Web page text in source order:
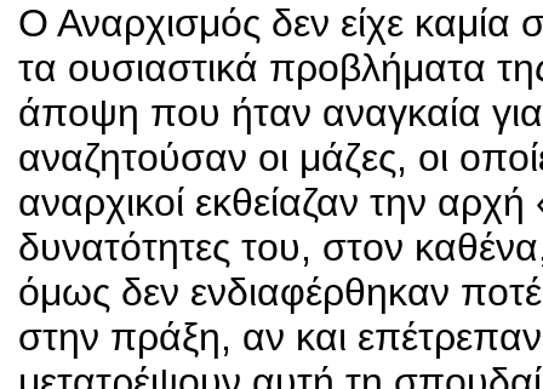
Ο Αναρχισμός δεν είχε καμία
τα ουσιαστικά προβλήματα
άποψη που ήταν αναγκαία
αναζητούσαν οι μάζες, οι
αναρχικοί εκθείαζαν την
δυνατότητες του, στον
όμως δεν ενδιαφέρθηκαν
στην πράξη, αν και